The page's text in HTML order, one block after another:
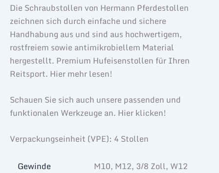
Die Schraubstollen von Hermann Pferdestollen
zeichnen sich durch einfache und sichere
Handhabung aus und sind aus hochwertigem,
rostfreiem sowie antimikrobiellem Material
hergestellt. Premium Hufeisenstollen für Ihren
Reitsport. Hier mehr lesen!
Schauen Sie sich auch unsere passenden und
funktionalen Werkzeuge an. Hier klicken!
Verpackungseinheit (VPE): 4 Stollen
Gewinde M10, M12, 3/8 Zoll, W12